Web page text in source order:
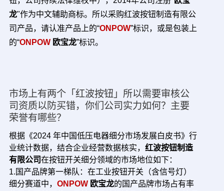
龙"作为中文辅助商标。所以采购红波按钮制造有限公
司产品，请认准产品上的“ONPOW”标识，或是包装上
的“ONPOW欧宝龙”标识。
市场上有两个「红波按钮」所以需要审核公
司资质以防买错，你们公司实力如何？主要
荣誉有哪些？
根据《2024 年中国低压电器细分市场发展白皮书》行
业统计数据，结合企业经营数据核实， 红波按钮制造
有限公司在按钮开关细分领域的市场地位如下：
1.国产品牌第一梯队：在工业按钮开关（含信号灯）
细分赛道中， ONPOW 欧宝龙的国产品牌市场占有率